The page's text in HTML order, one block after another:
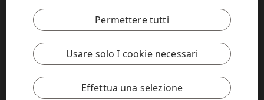
Permettere tutti
Usare solo I cookie necessari
Effettua una selezione
Il Codice di Condotta di UPM
Copyright © 2026 UPM
UPM Global